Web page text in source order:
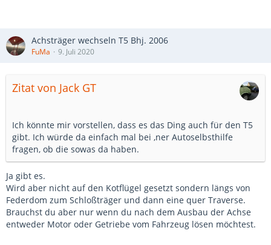
Achsträger wechseln T5 Bhj. 2006
FuMa 9. Juli 2020
Zitat von Jack GT
Ich könnte mir vorstellen, dass es das Ding auch für den T5
gibt. Ich würde da einfach mal bei ‚ner Autoselbsthilfe
fragen, ob die sowas da haben.
Ja gibt es.
Wird aber nicht auf den Kotflügel gesetzt sondern längs von
Federdom zum Schloßträger und dann eine quer Traverse.
Brauchst du aber nur wenn du nach dem Ausbau der Achse
entweder Motor oder Getriebe vom Fahrzeug lösen möchtest.